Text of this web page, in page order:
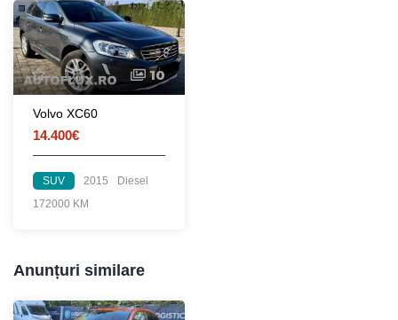
10
Volvo XC60
14.400€
SUV 2015
Diesel
172000 KM
Anunțuri similare